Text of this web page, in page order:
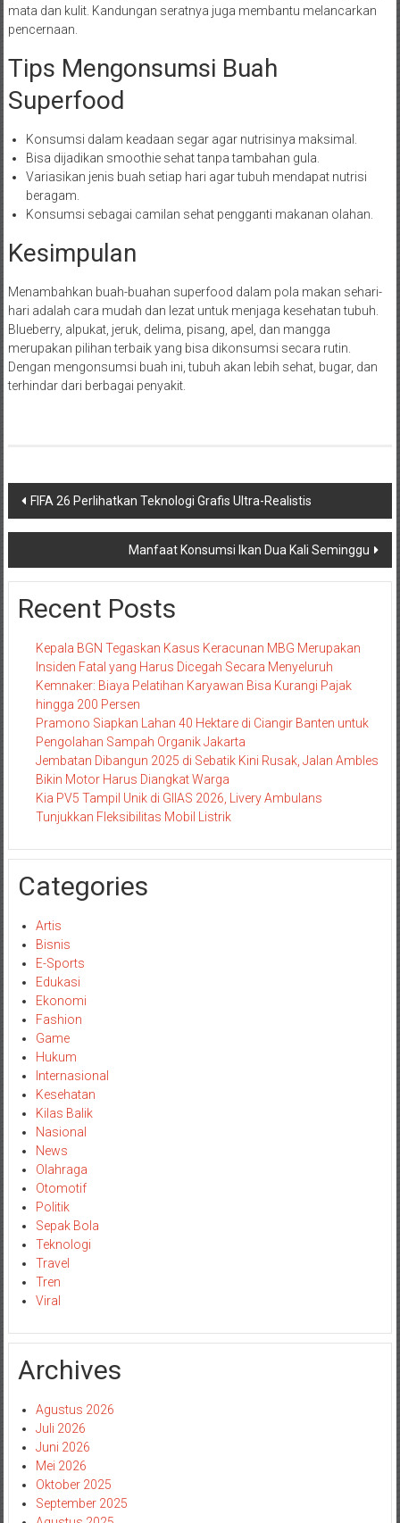
mata dan kulit. Kandungan seratnya juga membantu melancarkan
pencernaan.
Tips Mengonsumsi Buah
Superfood
Konsumsi dalam keadaan segar agar nutrisinya maksimal.
Bisa dijadikan smoothie sehat tanpa tambahan gula.
Variasikan jenis buah setiap hari agar tubuh mendapat nutrisi
beragam.
Konsumsi sebagai camilan sehat pengganti makanan olahan.
Kesimpulan
Menambahkan buah-buahan superfood dalam pola makan sehari-
hari adalah cara mudah dan lezat untuk menjaga kesehatan tubuh.
Blueberry, alpukat, jeruk, delima, pisang, apel, dan mangga
merupakan pilihan terbaik yang bisa dikonsumsi secara rutin.
Dengan mengonsumsi buah ini, tubuh akan lebih sehat, bugar, dan
terhindar dari berbagai penyakit.
Navigasi
pos
FIFA 26 Perlihatkan Teknologi Grafis Ultra-Realistis
Manfaat Konsumsi Ikan Dua Kali Seminggu
Recent Posts
Kepala BGN Tegaskan Kasus Keracunan MBG Merupakan
Insiden Fatal yang Harus Dicegah Secara Menyeluruh
Kemnaker: Biaya Pelatihan Karyawan Bisa Kurangi Pajak
hingga 200 Persen
Pramono Siapkan Lahan 40 Hektare di Ciangir Banten untuk
Pengolahan Sampah Organik Jakarta
Jembatan Dibangun 2025 di Sebatik Kini Rusak, Jalan Ambles
Bikin Motor Harus Diangkat Warga
Kia PV5 Tampil Unik di GIIAS 2026, Livery Ambulans
Tunjukkan Fleksibilitas Mobil Listrik
Categories
Artis
Bisnis
E-Sports
Edukasi
Ekonomi
Fashion
Game
Hukum
Internasional
Kesehatan
Kilas Balik
Nasional
News
Olahraga
Otomotif
Politik
Sepak Bola
Teknologi
Travel
Tren
Viral
Archives
Agustus 2026
Juli 2026
Juni 2026
Mei 2026
Oktober 2025
September 2025